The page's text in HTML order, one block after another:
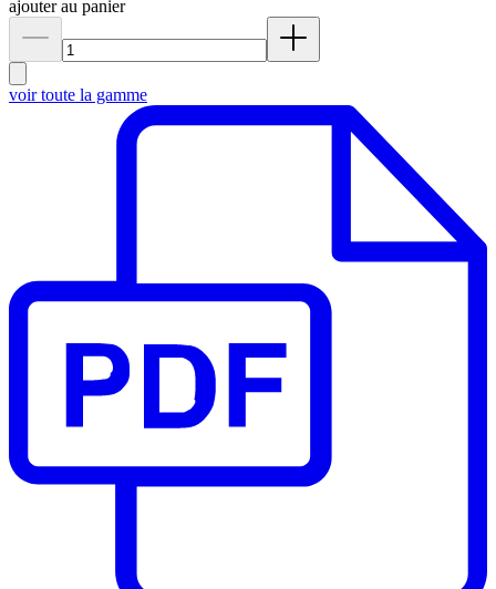
ajouter au panier
voir toute la gamme